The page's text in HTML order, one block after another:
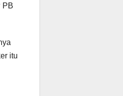
PB
itu